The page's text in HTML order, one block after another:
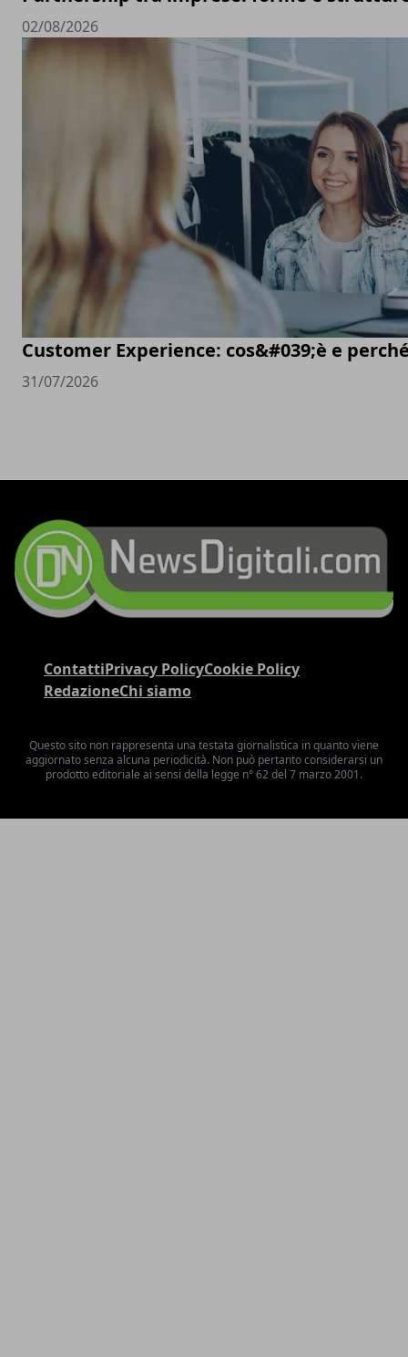
02/08/2026
Customer Experience: cos&#039;è e
31/07/2026
ContattiPrivacy PolicyCookie Policy
RedazioneChi siamo
Questo sito non rappresenta una testata giornalistica in quanto viene
aggiornato senza alcuna periodicità. Non può pertanto considerarsi un
prodotto editoriale ai sensi della legge n° 62 del 7 marzo 2001.